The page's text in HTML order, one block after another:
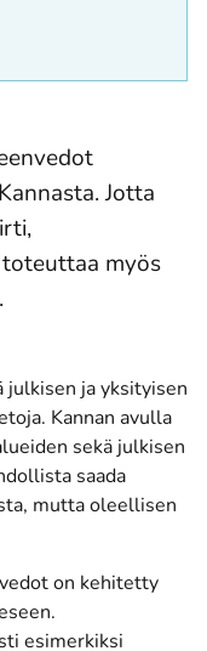
Jotta
myös
julkisen ja yksityisen
Kannan avulla
sekä julkisen
saada
mutta oleellisen
on kehitetty
esimerkiksi